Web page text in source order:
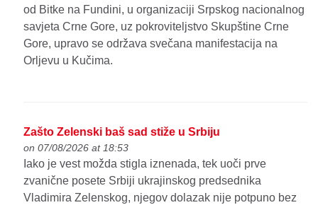
od Bitke na Fundini, u organizaciji Srpskog nacionalnog
savjeta Crne Gore, uz pokroviteljstvo Skupštine Crne
Gore, upravo se održava svečana manifestacija na
Orljevu u Kučima.
Zašto Zelenski baš sad stiže u Srbiju
on 07/08/2026 at 18:53
Iako je vest možda stigla iznenada, tek uoči prve
zvanične posete Srbiji ukrajinskog predsednika
Vladimira Zelenskog, njegov dolazak nije potpuno bez